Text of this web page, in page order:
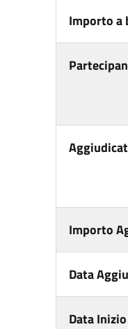
Importo a
Importo
Data
Data